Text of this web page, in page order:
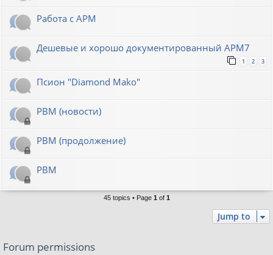
Работа с АРМ
Дешевые и хорошо документированный АРМ7
1 2 3
Псион "Diamond Mako"
РВМ (новости)
РВМ (продолжение)
РВМ
45 topics • Page 1 of 1
Jump to
Forum permissions